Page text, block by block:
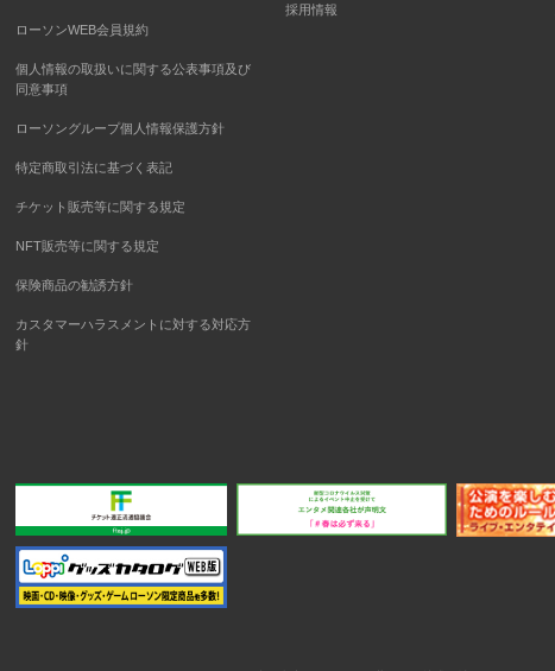
ローソンWEB会員規約
個人情報の取扱いに関する公表事項及び
同意事項
ローソングループ個人情報保護方針
特定商取引法に基づく表記
チケット販売等に関する規定
NFT販売等に関する規定
保険商品の勧誘方針
カスタマーハラスメントに対する対応方
針
採用情報